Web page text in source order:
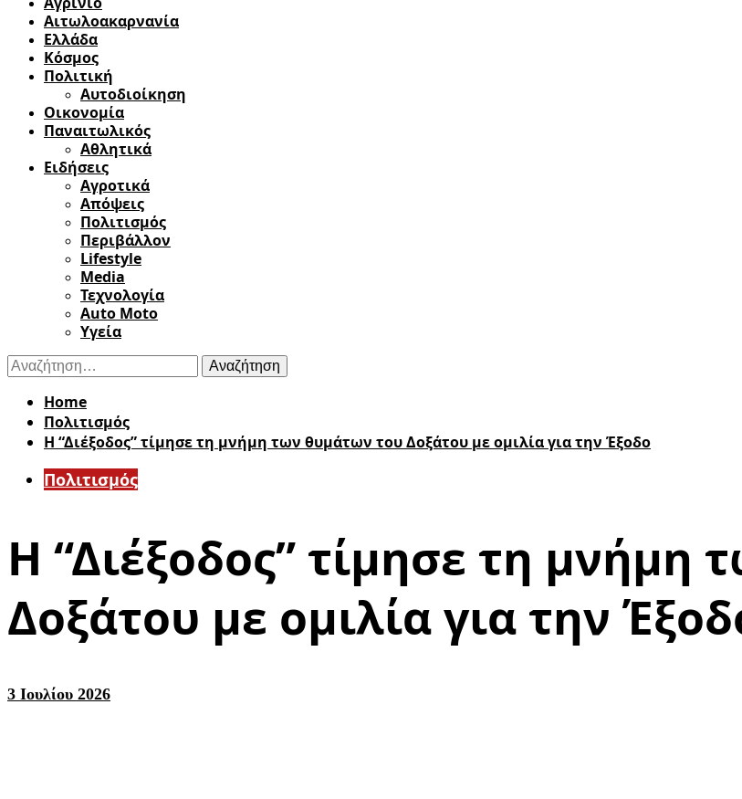
Αιτωλοακαρνανία
Ελλάδα
Κόσμος
Πολιτική
Αυτοδιοίκηση
Οικονομία
Παναιτωλικός
Αθλητικά
Ειδήσεις
Αγροτικά
Απόψεις
Πολιτισμός
Περιβάλλον
Lifestyle
Media
Τεχνολογία
Auto Moto
Υγεία
Αναζήτηση
για:
Home
Πολιτισμός
Η “Διέξοδος” τίμησε τη μνήμη των θυμάτων του Δοξάτου με ομιλία για την Έξοδο
Πολιτισμός
Η “Διέξοδος” τίμησε τη μνήμη
Δοξάτου με ομιλία για την
3 Ιουλίου 2026